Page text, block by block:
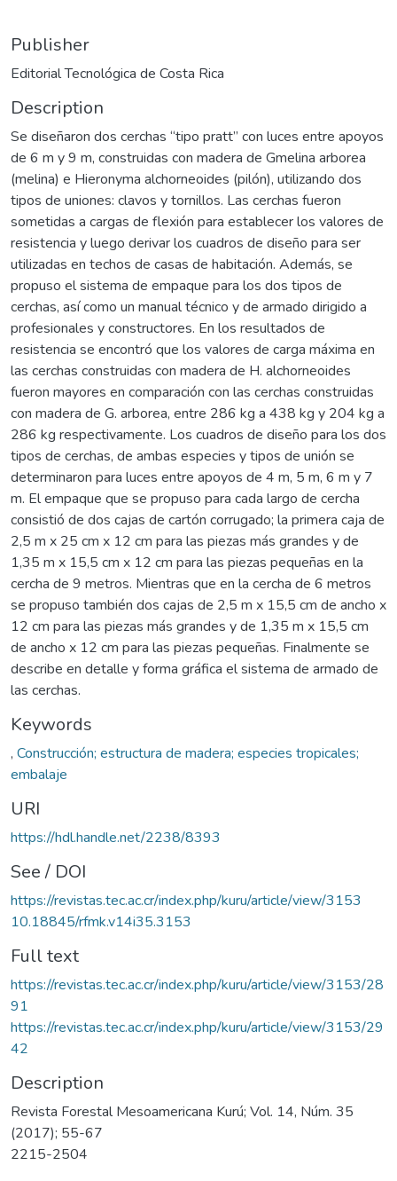
Publisher
Editorial Tecnológica de Costa Rica
Description
Se diseñaron dos cerchas “tipo pratt” con luces entre apoyos
de 6 m y 9 m, construidas con madera de Gmelina arborea
(melina) e Hieronyma alchorneoides (pilón), utilizando dos
tipos de uniones: clavos y tornillos. Las cerchas fueron
sometidas a cargas de flexión para establecer los valores de
resistencia y luego derivar los cuadros de diseño para ser
utilizadas en techos de casas de habitación. Además, se
propuso el sistema de empaque para los dos tipos de
cerchas, así como un manual técnico y de armado dirigido a
profesionales y constructores. En los resultados de
resistencia se encontró que los valores de carga máxima en
las cerchas construidas con madera de H. alchorneoides
fueron mayores en comparación con las cerchas construidas
con madera de G. arborea, entre 286 kg a 438 kg y 204 kg a
286 kg respectivamente. Los cuadros de diseño para los dos
tipos de cerchas, de ambas especies y tipos de unión se
determinaron para luces entre apoyos de 4 m, 5 m, 6 m y 7
m. El empaque que se propuso para cada largo de cercha
consistió de dos cajas de cartón corrugado; la primera caja de
2,5 m x 25 cm x 12 cm para las piezas más grandes y de
1,35 m x 15,5 cm x 12 cm para las piezas pequeñas en la
cercha de 9 metros. Mientras que en la cercha de 6 metros
se propuso también dos cajas de 2,5 m x 15,5 cm de ancho x
12 cm para las piezas más grandes y de 1,35 m x 15,5 cm
de ancho x 12 cm para las piezas pequeñas. Finalmente se
describe en detalle y forma gráfica el sistema de armado de
las cerchas.
Keywords
, Construcción; estructura de madera; especies tropicales;
embalaje
URI
https://hdl.handle.net/2238/8393
See / DOI
https://revistas.tec.ac.cr/index.php/kuru/article/view/3153
10.18845/rfmk.v14i35.3153
Full text
https://revistas.tec.ac.cr/index.php/kuru/article/view/3153/28
91
https://revistas.tec.ac.cr/index.php/kuru/article/view/3153/29
42
Description
Revista Forestal Mesoamericana Kurú; Vol. 14, Núm. 35
(2017); 55-67
2215-2504